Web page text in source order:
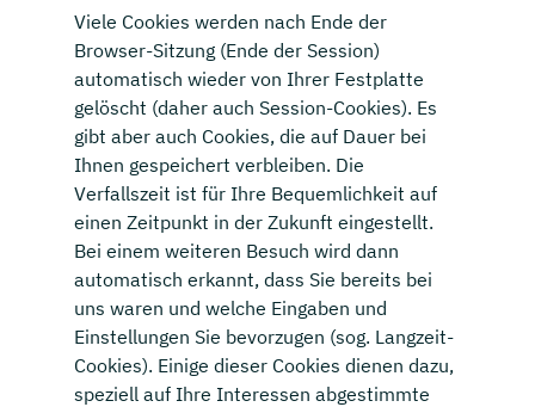
Viele Cookies werden nach Ende der
Browser-Sitzung (Ende der Session)
automatisch wieder von Ihrer Festplatte
gelöscht (daher auch Session-Cookies). Es
gibt aber auch Cookies, die auf Dauer bei
Ihnen gespeichert verbleiben. Die
Verfallszeit ist für Ihre Bequemlichkeit auf
einen Zeitpunkt in der Zukunft eingestellt.
Bei einem weiteren Besuch wird dann
automatisch erkannt, dass Sie bereits bei
uns waren und welche Eingaben und
Einstellungen Sie bevorzugen (sog. Langzeit-
Cookies). Einige dieser Cookies dienen dazu,
speziell auf Ihre Interessen abgestimmte